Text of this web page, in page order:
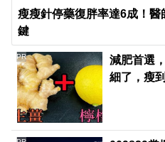
瘦瘦針停藥復胖率達6成！
鍵
減肥首選
細了，瘦
PR